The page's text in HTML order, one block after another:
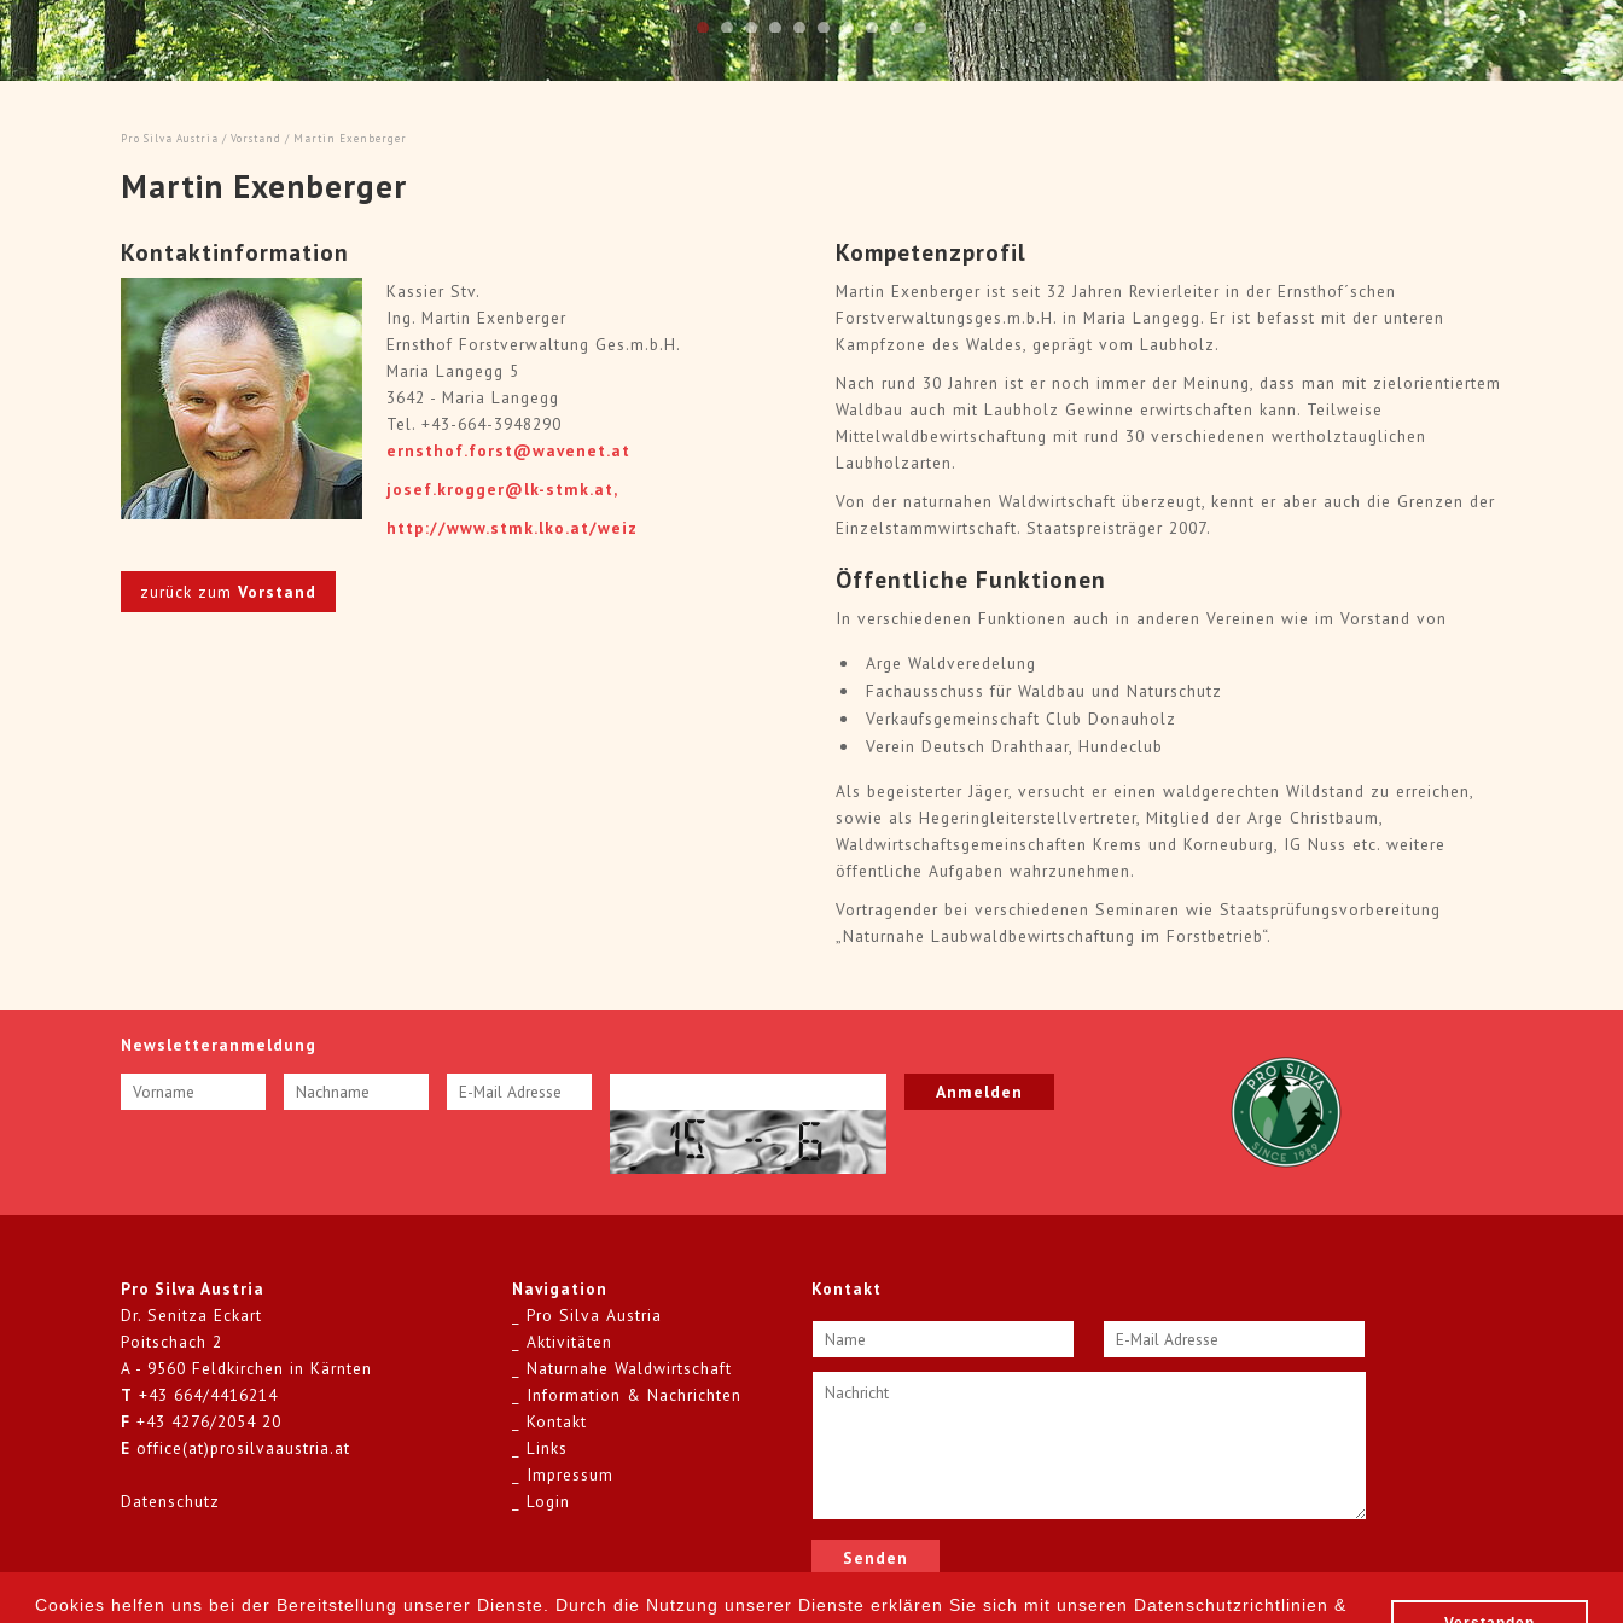
Cookies helfen uns bei der Bereitstellung unserer Dienste. Durch die Nutzung unserer Dienste erklären Sie sich mit unseren Datenschutzrichtlinien &
lesen
Deutschland online abrufbar.
> Artikel lesen
> Artikel lesen
"Zielstärkennutzung - am Ursprung der Idee" -
> Artikel
"Mutige Spinner" in der
Pro Silva Austria / Vorstand / Martin Exenberger
Martin Exenberger
Kontaktinformation
Kassier Stv.
Ing. Martin Exenberger
Ernsthof Forstverwaltung Ges.m.b.H.
Maria Langegg 5
3642 - Maria Langegg
Tel. +43-664-3948290
ernsthof.forst@wavenet.at
josef.krogger@lk-stmk.at,
http://www.stmk.lko.at/weiz
zurück zum Vorstand
Kompetenzprofil
Martin Exenberger ist seit 32 Jahren Revierleiter in der Ernsthof´schen
Forstverwaltungsges.m.b.H. in Maria Langegg. Er ist befasst mit der unteren
Kampfzone des Waldes, geprägt vom Laubholz.
Nach rund 30 Jahren ist er noch immer der Meinung, dass man mit zielorientiertem
Waldbau auch mit Laubholz Gewinne erwirtschaften kann. Teilweise
Mittelwaldbewirtschaftung mit rund 30 verschiedenen wertholztauglichen
Laubholzarten.
Von der naturnahen Waldwirtschaft überzeugt, kennt er aber auch die Grenzen der
Einzelstammwirtschaft. Staatspreisträger 2007.
Öffentliche Funktionen
In verschiedenen Funktionen auch in anderen Vereinen wie im Vorstand von
Arge Waldveredelung
Fachausschuss für Waldbau und Naturschutz
Verkaufsgemeinschaft Club Donauholz
Verein Deutsch Drahthaar, Hundeclub
Als begeisterter Jäger, versucht er einen waldgerechten Wildstand zu erreichen,
sowie als Hegeringleiterstellvertreter, Mitglied der Arge Christbaum,
Waldwirtschaftsgemeinschaften Krems und Korneuburg, IG Nuss etc. weitere
öffentliche Aufgaben wahrzunehmen.
Vortragender bei verschiedenen Seminaren wie Staatsprüfungsvorbereitung
„Naturnahe Laubwaldbewirtschaftung im Forstbetrieb“.
Newsletteranmeldung
Pro Silva Austria
Dr. Senitza Eckart
Poitschach 2
A - 9560 Feldkirchen in Kärnten
T +43 664/4416214
F +43 4276/2054 20
E office(at)prosilvaaustria.at
Datenschutz
Navigation
Pro Silva Austria
Aktivitäten
Naturnahe Waldwirtschaft
Information & Nachrichten
Kontakt
Links
Impressum
Login
Kontakt
designed by prodesign